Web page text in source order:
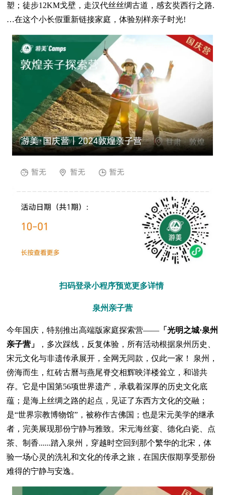
塑；徒步12KM戈壁，走汉代丝丝绸古道，感玄奘西行之路.
…在这个小长假重新链接家庭，体验别样亲子时光!
扫码登录小程序预览更多详情
泉州亲子营
今年国庆，特别推出高端版家庭探索营—— 「光明之城·泉州
亲子营」
，多次踩线，反复体验，所有活动根据泉州历史、
宋元文化与非遗传承展开，全网无同款，仅此一家！ 泉州，
傍海而生，红砖古曆与燕尾脊交相辉映洋楼耸立，和谐共
存。它是中国第56项世界遗产，承载着深厚的历史文化底
蕴；是海上丝绸之路的起点，见证了东西方文化的交融；
是“世界宗教博物馆”，被称作古佛国；也是宋元美学的继承
者，完美展现那份宁静与雅致。宋元海丝宴、德化白瓷、点
茶、制香......踏入泉州，穿越时空回到那个繁华的北宋，体
验一场心灵的洗礼和文化的传承之旅，在国庆假期享受那份
难得的宁静与安逸。